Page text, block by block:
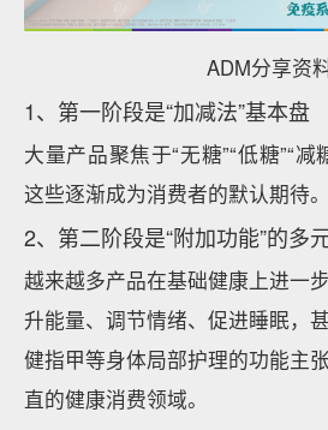
ADM分享资
1、第一阶段是“加减法”基本盘
大量产品聚焦于“无糖”“低糖”“减
这些逐渐成为消费者的默认期待。
2、第二阶段是“附加功能”的多
越来越多产品在基础健康上进一
升能量、调节情绪、促进睡眠，
健指甲等身体局部护理的功能主
直的健康消费领域。